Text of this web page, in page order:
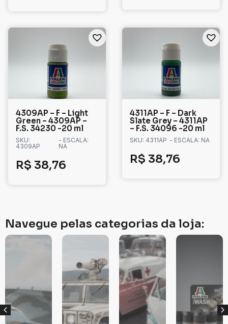
4309AP – F – Light
Green – 4309AP –
F.S. 34230 -20 ml
SKU:
4309AP
- ESCALA:
NA
R$ 38,76
4311AP – F – Dark
Slate Grey – 4311AP
– F.S. 34096 -20 ml
SKU: 4311AP - ESCALA: NA
R$ 38,76
Navegue pelas categorias da loja: